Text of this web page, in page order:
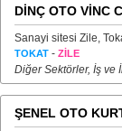
DİNÇ OTO VİNC
Sanayi sitesi Zile,
TOKAT - ZİLE
Diğer Sektörler, İş ve
ŞENEL OTO